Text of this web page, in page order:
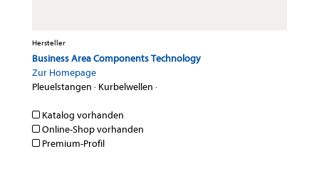
Hersteller
Business Area Components Technology
Zur Homepage
Pleuelstangen · Kurbelwellen ·
Katalog vorhanden
Online-Shop vorhanden
Premium-Profil